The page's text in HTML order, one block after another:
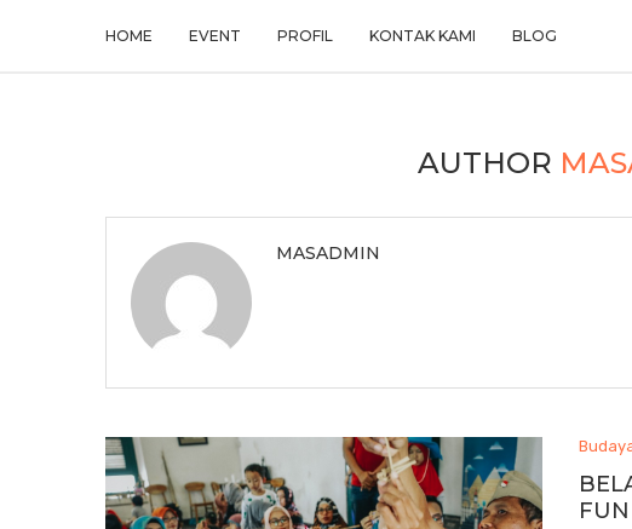
HOME EVENT PROFIL KONTAK KAMI BLOG
AUTHOR
MASADMIN